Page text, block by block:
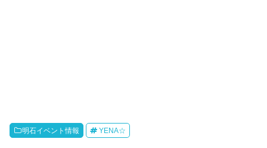
明石イベント情報 YENA☆